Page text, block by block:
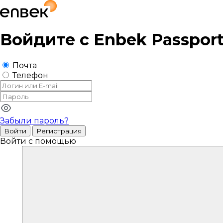
Войдите с Enbek
Почта
Телефон
Забыли пароль?
Войти Регистрация
Войти с помощью